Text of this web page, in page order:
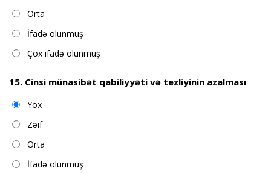
Orta
İfadə olunmuş
Çox ifadə olunmuş
15. Cinsi münasibət qabiliyyəti və tezliyinin azalması
Yox
Zəif
Orta
İfadə olunmuş